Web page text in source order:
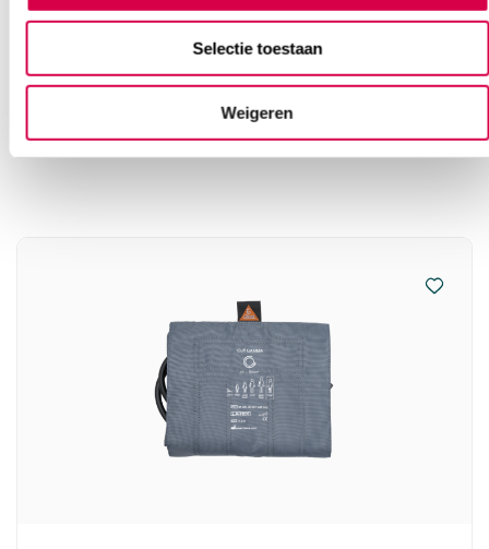
Selectie toestaan
Weigeren
Vaak gekocht in combinatie
met